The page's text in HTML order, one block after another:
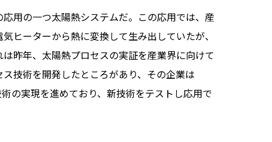
用の一つ太陽熱システムだ。この応用では、産
ヒーターから熱に変換して生み出していたが、
昨年、太陽熱プロセスの実証を産業界に向けて
技術を開発したところがあり、その企業は
の実現を進めており、新技術をテストし応用で